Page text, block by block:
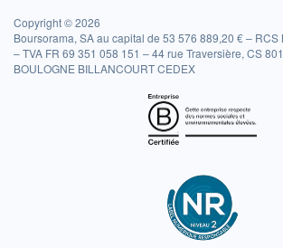
Copyright © 2026
Boursorama, SA au capital de 53 576 889,20 € – RCS
– TVA FR 69 351 058 151 – 44 rue Traversière, CS
BOULOGNE BILLANCOURT CEDEX